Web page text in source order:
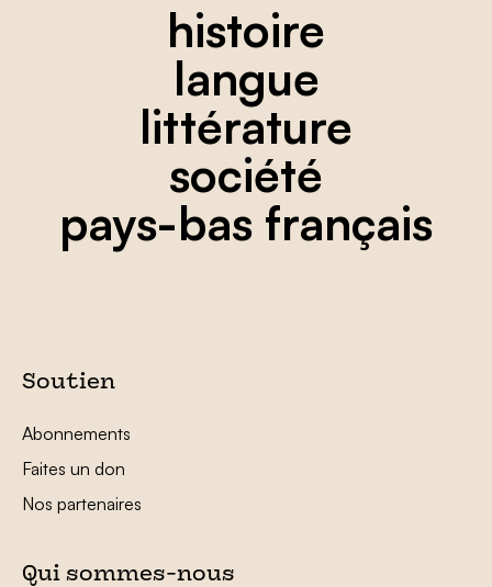
histoire
langue
littérature
société
pays-bas français
Soutien
Abonnements
Faites un don
Nos partenaires
Qui sommes-nous